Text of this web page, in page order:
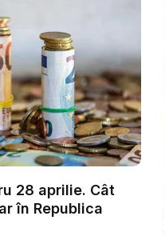
28 aprilie. Cât
în Republica